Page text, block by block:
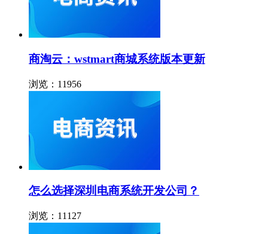
商淘云：wstmart商城系统版本更新
浏览：11956
怎么选择深圳电商系统开发公司？
浏览：11127